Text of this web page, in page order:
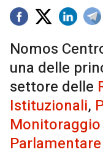
Nomos
una delle
settore delle
Istituzionali,
Parlamentare